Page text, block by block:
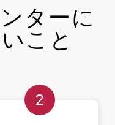
ターに
こと
2